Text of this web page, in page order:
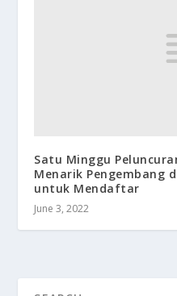
Satu Minggu
Menarik Pengembang
untuk Mendaftar
June 3, 2022